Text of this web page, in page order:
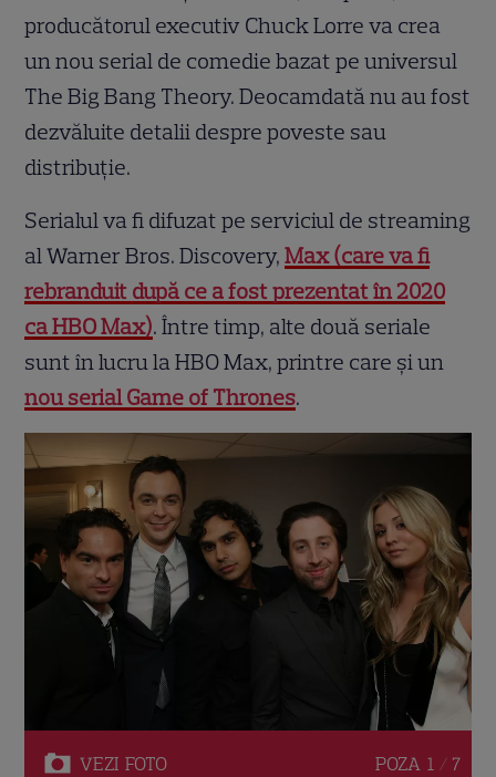
producătorul executiv Chuck Lorre va crea
un nou serial de comedie bazat pe universul
The Big Bang Theory. Deocamdată nu au fost
dezvăluite detalii despre poveste sau
distribuție.
Serialul va fi difuzat pe serviciul de streaming
al Warner Bros. Discovery,Max (care va fi
rebranduit după ce a fost prezentat în 2020
ca HBO Max). Între timp, alte două seriale
sunt în lucru la HBO Max, printre care și un
nou serial Game of Thrones.
VEZI FOTO POZA 1 / 7